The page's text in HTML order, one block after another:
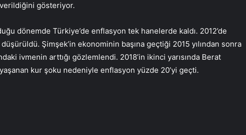
gösteriyor.
dönemde Türkiye’de enflasyon tek hanelerde kaldı. 2012’de
Şimşek’in ekonominin başına geçtiği 2015 yılından sonra
ivmenin arttığı gözlemlendi. 2018’in ikinci yarısında Berat
kur şoku nedeniyle enflasyon yüzde 20’yi geçti.